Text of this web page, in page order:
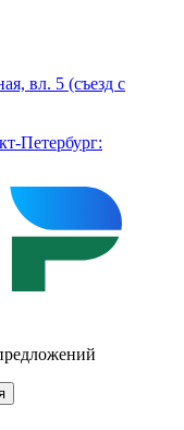
вл. 5 (съезд с
Петербург: